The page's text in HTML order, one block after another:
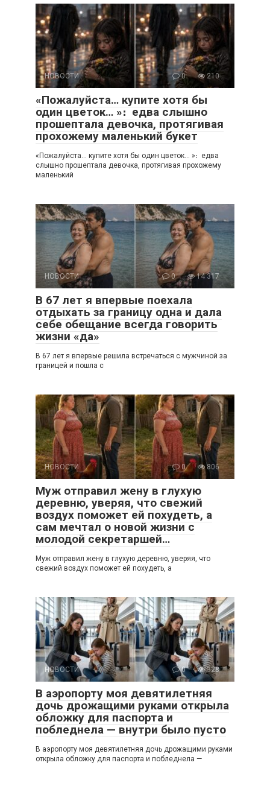
НОВОСТИ 0 210
«Пожалуйста… купите хотя бы
один цветок… »։ едва слышно
прошептала девочка, протягивая
прохожему маленький букет
«Пожалуйста… купите хотя бы один цветок… »։ едва
слышно прошептала девочка, протягивая прохожему
маленький
НОВОСТИ 0 14 317
В 67 лет я впервые поехала
отдыхать за границу одна и дала
себе обещание всегда говорить
жизни «да»
В 67 лет я впервые решила встречаться с мужчиной за
границей и пошла с
НОВОСТИ 0 806
Муж отправил жену в глухую
деревню, уверяя, что свежий
воздух поможет ей похудеть, а
сам мечтал о новой жизни с
молодой секретаршей…
Муж отправил жену в глухую деревню, уверяя, что
свежий воздух поможет ей похудеть, а
НОВОСТИ 0 328
В аэропорту моя девятилетняя
дочь дрожащими руками открыла
обложку для паспорта и
побледнела — внутри было пусто
В аэропорту моя девятилетняя дочь дрожащими руками
открыла обложку для паспорта и побледнела —